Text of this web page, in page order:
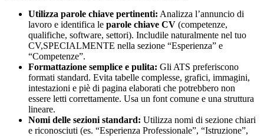
Utilizza parole chiave pertinenti: Analizza l’annuncio di
lavoro e identifica le parole chiave CV (competenze,
qualifiche, software, settori). Includile naturalmente nel tuo
CV,SPECIALMENTE nella sezione “Esperienza” e
“Competenze”.
Formattazione semplice e pulita: Gli ATS preferiscono
formati standard. Evita tabelle complesse, grafici, immagini,
intestazioni e piè di pagina elaborati che potrebbero non
essere letti correttamente. Usa un font comune e una struttura
lineare.
Nomi delle sezioni standard: Utilizza nomi di sezione chiari
e riconosciuti (es. “Esperienza Professionale”, “Istruzione”,